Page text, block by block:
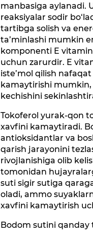
manbasiga aylanadi.
reaksiyalar sodir
tartibga solish va
ta’minlashi mumkin
komponenti E
uchun zarurdir. E
iste’mol qilish
kamaytirishi
kechishini
Tokoferol yurak-qon
xavfini kamaytiradi.
antioksidantlar va
qarish jarayonini
rivojlanishiga olib
tomonidan
suti sigir sutiga
oladi, ammo
xavfini kamaytirish
Bodom sutini qanday